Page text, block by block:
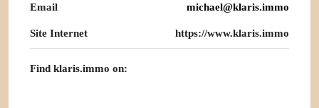
Email michael@klaris.immo
Site Internet https://www.klaris.immo
Find klaris.immo on: